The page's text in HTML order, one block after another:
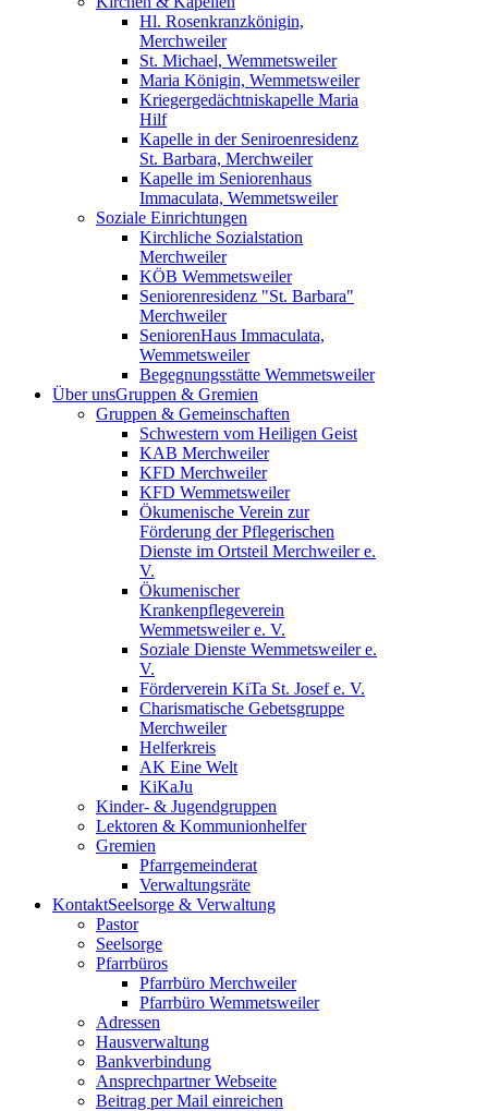
Hl. Rosenkranzkönigin,
Merchweiler
St. Michael, Wemmetsweiler
Maria Königin, Wemmetsweiler
Kriegergedächtniskapelle Maria
Hilf
Kapelle in der Seniroenresidenz
St. Barbara, Merchweiler
Kapelle im Seniorenhaus
Immaculata, Wemmetsweiler
Soziale Einrichtungen
Kirchliche Sozialstation
Merchweiler
KÖB Wemmetsweiler
Seniorenresidenz "St. Barbara"
Merchweiler
SeniorenHaus Immaculata,
Wemmetsweiler
Begegnungsstätte Wemmetsweiler
Über unsGruppen & Gremien
Gruppen & Gemeinschaften
Schwestern vom Heiligen Geist
KAB Merchweiler
KFD Merchweiler
KFD Wemmetsweiler
Ökumenische Verein zur
Förderung der Pflegerischen
Dienste im Ortsteil Merchweiler e.
V.
Ökumenischer
Krankenpflegeverein
Wemmetsweiler e. V.
Soziale Dienste Wemmetsweiler e.
V.
Förderverein KiTa St. Josef e. V.
Charismatische Gebetsgruppe
Merchweiler
Helferkreis
AK Eine Welt
KiKaJu
Kinder- & Jugendgruppen
Lektoren & Kommunionhelfer
Gremien
Pfarrgemeinderat
Verwaltungsräte
KontaktSeelsorge & Verwaltung
Pastor
Seelsorge
Pfarrbüros
Pfarrbüro Merchweiler
Pfarrbüro Wemmetsweiler
Adressen
Hausverwaltung
Bankverbindung
Ansprechpartner Webseite
Beitrag per Mail einreichen